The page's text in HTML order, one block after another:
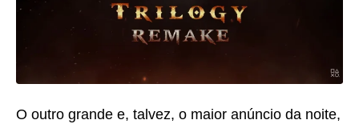
O outro grande e, talvez, o maior anúncio da noite,